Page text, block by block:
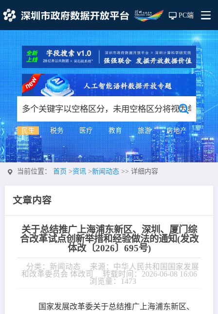
PC端
民生 税务 医疗 教育 旅游 房地产
当前位置： 首页 >资讯 >新闻动态>> 详细内容
文章内容
关于总结推广上海浦东新区、深圳、厦门综
合改革试点创新举措和经验做法的通知(发改
体改〔2026〕695号)
分类：新闻动态
来源：中华人民共和国国家发展
和改革委员会 体改司
转载时间：2026-06-08 16:06
浏览量：1473
国家发展改革委关于总结推广上海浦东新区、